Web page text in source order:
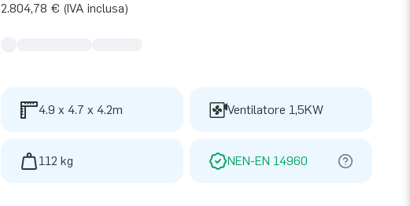
2.804,78 € (IVA inclusa)
4.9 x 4.7 x 4.2m Ventilatore 1,5KW
112 kg NEN-EN 14960